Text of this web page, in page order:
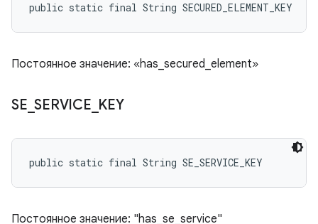
public static final String SECURED_ELEMENT_KEY
Постоянное значение: «has_secured_element»
SE _SERVICE KEY
public static final String SE_SERVICE_KEY
Постоянное значение: "has_se_service"